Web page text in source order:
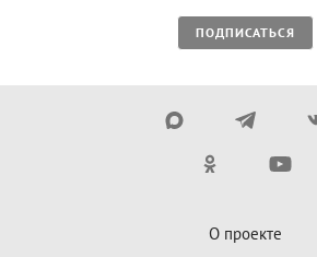
ПОДПИСАТЬСЯ
О проекте